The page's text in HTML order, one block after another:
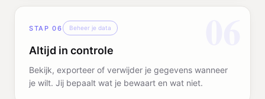
STAP06 Beheer je data
Altijd in controle
Bekijk, exporteer of verwijder je gegevens wanneer
je wilt. Jij bepaalt wat je bewaart en wat niet.